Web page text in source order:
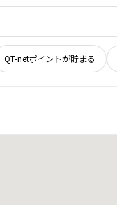
QT-netポイントが貯まる